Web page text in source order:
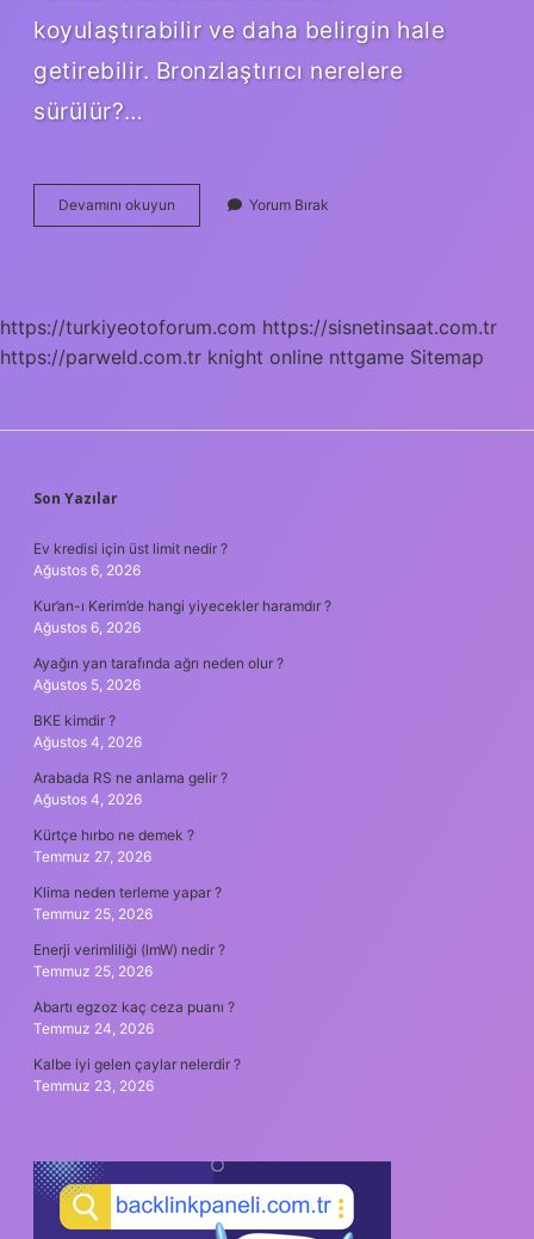
koyulaştırabilir ve daha belirgin hale
getirebilir. Bronzlaştırıcı nerelere
sürülür?…
Devamını okuyun
Allık
Yorum Bırak
https://turkiyeotoforum.com https://sisnetinsaat.com.tr
https://parweld.com.tr knight online nttgame Sitemap
SIDEBAR
Son Yazılar
Ev kredisi için üst limit nedir ?
Ağustos 6, 2026
Kur’an-ı Kerim’de hangi yiyecekler haramdır ?
Ağustos 6, 2026
Ayağın yan tarafında ağrı neden olur ?
Ağustos 5, 2026
BKE kimdir ?
Ağustos 4, 2026
Arabada RS ne anlama gelir ?
Ağustos 4, 2026
Kürtçe hırbo ne demek ?
Temmuz 27, 2026
Klima neden terleme yapar ?
Temmuz 25, 2026
Enerji verimliliği (lmW) nedir ?
Temmuz 25, 2026
Abartı egzoz kaç ceza puanı ?
Temmuz 24, 2026
Kalbe iyi gelen çaylar nelerdir ?
Temmuz 23, 2026